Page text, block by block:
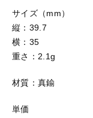
サイズ（mm）
縦：39.7
横：35
重さ：2.1g
材質：真鍮
単価
【表金具】 透
【表金具】 平
【表金具】 プ
【留め金具】
【留め金具】